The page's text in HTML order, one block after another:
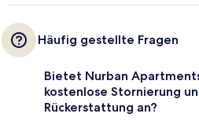
Häufig gestellte Fragen
Bietet Nurban
kostenlose Stornierung
Rückerstattung an?